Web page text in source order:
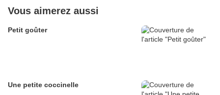
Vous aimerez aussi
Petit goûter
Une petite coccinelle